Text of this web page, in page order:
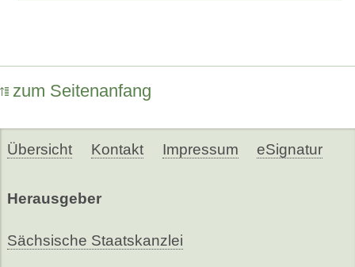
zum Seitenanfang
Übersicht Kontakt Impressum eSignatur
Herausgeber
Sächsische Staatskanzlei